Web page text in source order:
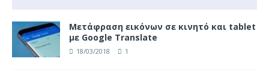
Μετάφραση εικόνων σε κινητό και tablet
με Google Translate
18/03/2018 1